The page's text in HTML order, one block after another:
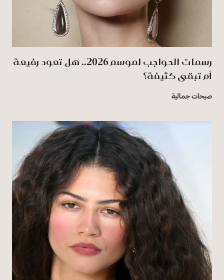
رسمات الحواجب لموسم 2026.. هل تعود رفيعة
أم تبقى كثيفة؟
صيحات جمالية